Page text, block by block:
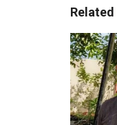
Related